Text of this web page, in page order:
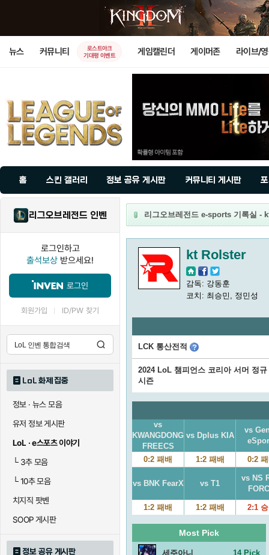
뉴스 커뮤니티
로스트아크
기대평 이벤트
게임캘린더 게이머존 라이브/
홈 스킨 갤러리 정보 공유 게시판 커뮤니티 게시판
리그오브레전드 인벤
로그인하고
출석보상 받으세요!
로그인
회원가입 ID/PW 찾기
LoL 화제 집중
정보 · 뉴스 모음
유저 정보 게시판
LoL · e스포츠 이야기
└3추 모음
└10추 모음
치지직 팟벤
SOOP 게시판
정보 공유 게시판
리그오브레전드 e-sports 기록실 -
kt Rolster
감독: 강동훈
코치: 최승민, 정민성
LCK 통산전적
2024 LoL 챔피언스 코리아 서머 정규
시즌
vs
KWANGDONG
FREECS
vs Dplus KIA
vs
0:2 패배 1:2 패배 0:2
vs BNK FearX vs T1
vs NS
1:2 패배 1:2 패배 2:1
Most Pick
세주아니 14 Pick